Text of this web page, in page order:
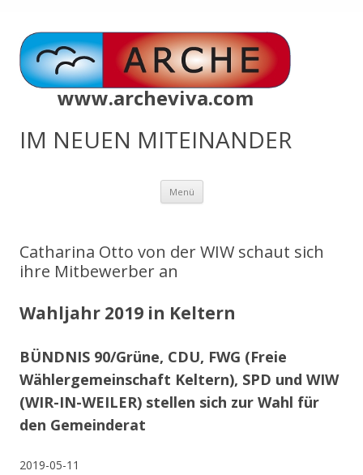
www.archeviva.com
IM NEUEN MITEINANDER
Menü Zum
springen
Catharina Otto von der WIW schaut sich
ihre Mitbewerber an
Wahljahr 2019 in Keltern
BÜNDNIS 90/Grüne, CDU, FWG (Freie
Wählergemeinschaft Keltern), SPD und WIW
(WIR-IN-WEILER) stellen sich zur Wahl für
den Gemeinderat
2019-05-11